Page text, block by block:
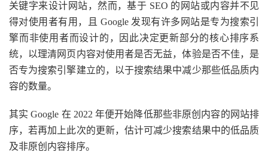
关键字来设计网站，然而，基于 SEO 的网站或内容并不见
得对使用者有用，且 Google 发现有许多网站是专为搜索引
擎而非使用者而设计的，因此决定更新部分的核心排序系
统，以理清网页内容对使用者是否无益，体验是否不佳，是
否专为搜索引擎建立的，以于搜索结果中减少那些低品质内
容的数量。
其实 Google 在 2022 年便开始降低那些非原创内容的网站排
序，若再加上此次的更新，估计可减少搜索结果中的低品质
及非原创内容排序。